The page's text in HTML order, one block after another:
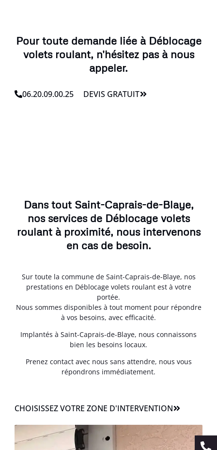
Pour toute demande liée à Déblocage
volets roulant, n'hésitez pas à nous
appeler.
06.20.09.00.25 DEVIS GRATUIT
Dans tout Saint-Caprais-de-Blaye,
nos services de Déblocage volets
roulant à proximité, nous intervenons
en cas de besoin.
Sur toute la commune de Saint-Caprais-de-Blaye, nos
prestations en Déblocage volets roulant est à votre
portée.
Nous sommes disponibles à tout moment pour répondre
à vos besoins, avec efficacité.
Implantés à Saint-Caprais-de-Blaye, nous connaissons
bien les besoins locaux.
Prenez contact avec nous sans attendre, nous vous
répondrons immédiatement.
CHOISISSEZ VOTRE ZONE D'INTERVENTION